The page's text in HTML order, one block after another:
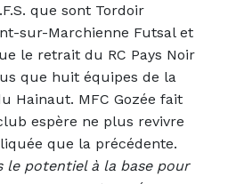
que sont Tordoir
sur-Marchienne Futsal et
le retrait du RC Pays Noir
que huit équipes de la
Hainaut. MFC Gozée fait
espère ne plus revivre
que la précédente.
le potentiel à la base pour